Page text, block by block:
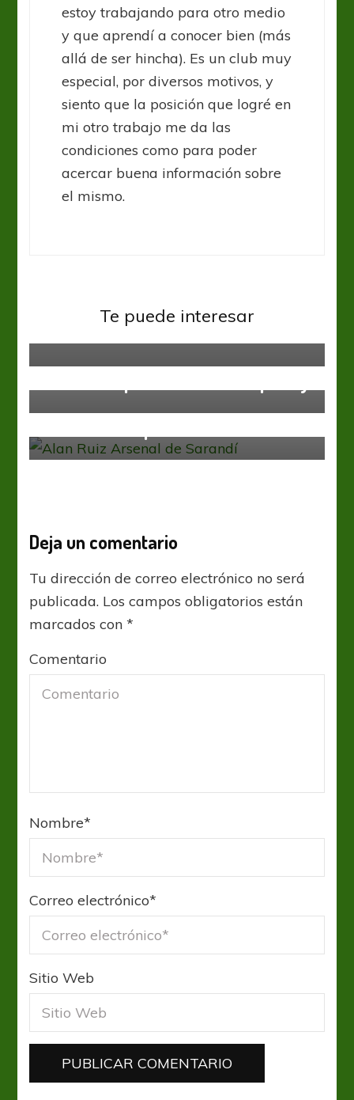
estoy trabajando para otro medio
y que aprendí a conocer bien (más
allá de ser hincha). Es un club muy
especial, por diversos motivos, y
siento que la posición que logré en
mi otro trabajo me da las
condiciones como para poder
acercar buena información sobre
el mismo.
Te puede interesar
mayores complicaciones a un
Deja un comentario
Tu dirección de correo electrónico no será
publicada. Los campos obligatorios están
marcados con*
Comentario
Nombre*
Correo electrónico*
Sitio Web